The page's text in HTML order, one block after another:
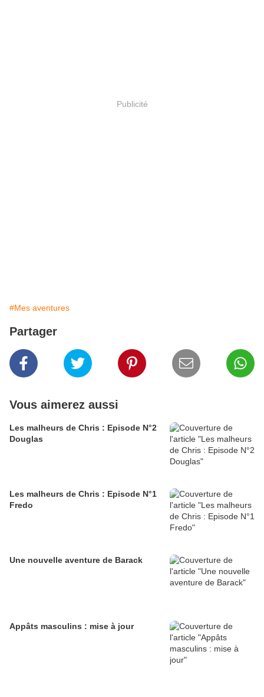
Publicité
#Mes aventures
Partager
Vous aimerez aussi
Les malheurs de Chris : Episode N°2
Douglas
Les malheurs de Chris : Episode N°1
Fredo
Une nouvelle aventure de Barack
Appâts masculins : mise à jour